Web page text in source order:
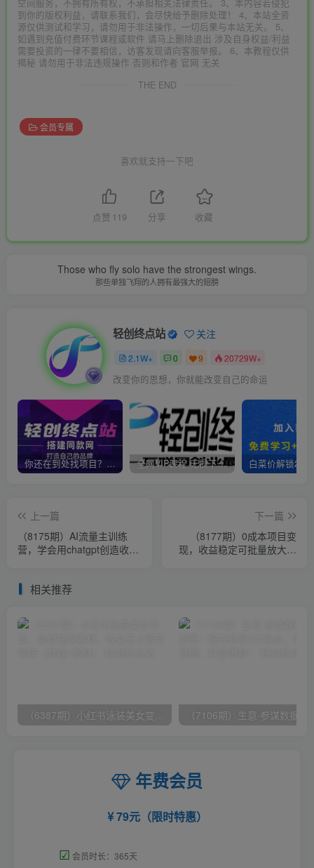
空间服务，不拥有所有权，不承担相关法律责任。 3、本内容若侵犯
到你的版权利益，请联系我们，会尽快给予删除处理！ 4、本站全资
源仅供测试和学习，请勿用于非法操作，一切后果与本站无关。 5、
如遇到充值付费环节课程或软件 请马上删除退出 涉及自身权益/利益
需要投资的一律不要相信，访客发现请向客服举报。 6、本教程仅供
揭秘 请勿用于非法违规操作 否则和作者 官网 无关
THE END
会员专属
喜欢就支持一下吧
点赞 119 分享 收藏
Those who fly solo have the strongest wings.
那些单独飞翔的人拥有最强大的翅膀
轻创终点站 关注
2.1W+ 0 9 20729W+
改变你的思想，你就能改变自己的命运
你还在到处找项目？还在当韭菜？我靠卖项目一个月收入5万+，曾经我也是个失败者。 全网VIP课程 无损下载~
上一篇
（8175期）AI流量主训练
营，学会用chatgpt创造收
下一篇
（8177期）0成本项目变
现，收益稳定可批量放大。
相关推荐
（6387期）小红书泳装美女变现，免费提供素材，收益无上限可矩阵（教程+素材）
年费会员
79元（限时特惠）
☑ 会员时长：365天